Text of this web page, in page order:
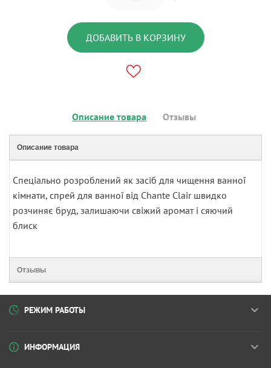
ДОБАВИТЬ В КОРЗИНУ
Описание товара Отзывы
Описание товара
Спеціально розроблений як засіб для чищення ванної
кімнати, спрей для ванної від Chante Clair швидко
розчиняє бруд, залишаючи свіжий аромат і сяючий
блиск
Отзывы
РЕЖИМ РАБОТЫ
ИНФОРМАЦИЯ